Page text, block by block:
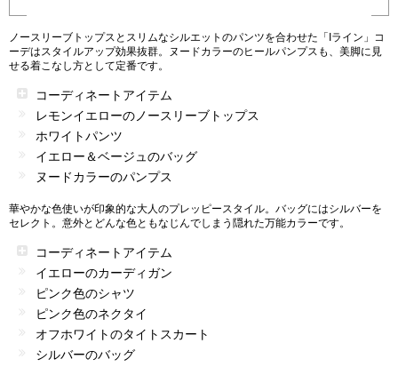
ノースリーブトップスとスリムなシルエットのパンツを合わせた「Iライン」コ
ーデはスタイルアップ効果抜群。ヌードカラーのヒールパンプスも、美脚に見
せる着こなし方として定番です。
コーディネートアイテム
レモンイエローのノースリーブトップス
ホワイトパンツ
イエロー＆ベージュのバッグ
ヌードカラーのパンプス
華やかな色使いが印象的な大人のプレッピースタイル。バッグにはシルバーを
セレクト。意外とどんな色ともなじんでしまう隠れた万能カラーです。
コーディネートアイテム
イエローのカーディガン
ピンク色のシャツ
ピンク色のネクタイ
オフホワイトのタイトスカート
シルバーのバッグ